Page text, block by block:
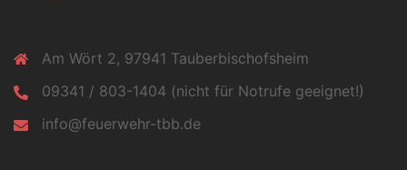
Am Wört 2, 97941 Tauberbischofsheim
09341 / 803-1404 (nicht für Notrufe geeignet!)
info@feuerwehr-tbb.de